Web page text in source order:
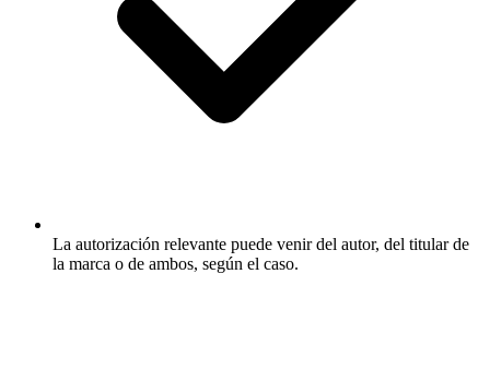
La autorización relevante puede venir del autor, del titular de
la marca o de ambos, según el caso.